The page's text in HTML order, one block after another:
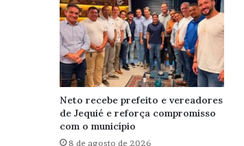
Neto recebe prefeito e vereadores
de Jequié e reforça compromisso
com o município
8 de agosto de 2026